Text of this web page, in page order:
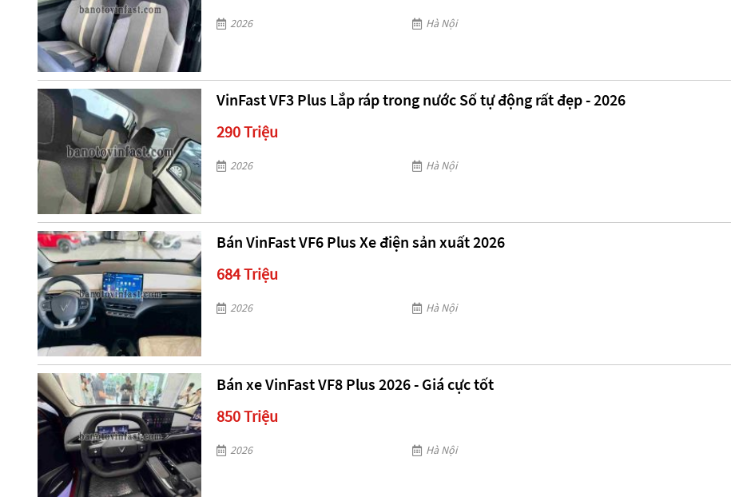
2026 Hà Nội
VinFast VF3 Plus Lắp ráp trong nước Số tự động rất đẹp - 2026
290 Triệu
2026 Hà Nội
Bán VinFast VF6 Plus Xe điện sản xuất 2026
684 Triệu
2026 Hà Nội
Bán xe VinFast VF8 Plus 2026 - Giá cực tốt
850 Triệu
2026 Hà Nội